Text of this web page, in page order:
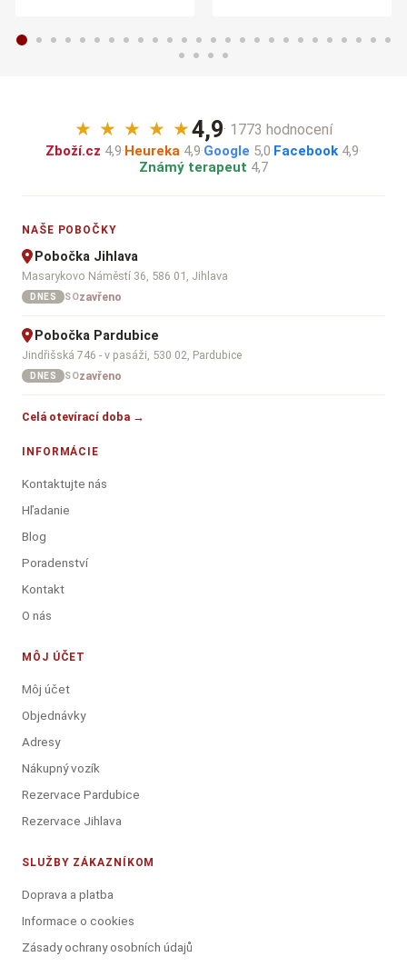
★ ★ ★ ★ ★4,9· 1773 hodnocení
Zboží.cz 4,9·Heureka 4,9·Google 5,0·Facebook 4,9·
Známý terapeut 4,7
NAŠE POBOČKY
Pobočka Jihlava
Masarykovo Náměstí 36, 586 01, Jihlava
DNES SOzavřeno
Pobočka Pardubice
Jindřišská 746 - v pasáži, 530 02, Pardubice
DNES SOzavřeno
Celá otevírací doba →
INFORMÁCIE
Kontaktujte nás
Hľadanie
Blog
Poradenství
Kontakt
O nás
MÔJ ÚČET
Môj účet
Objednávky
Adresy
Nákupný vozík
Rezervace Pardubice
Rezervace Jihlava
SLUŽBY ZÁKAZNÍKOM
Doprava a platba
Informace o cookies
Zásady ochrany osobních údajů